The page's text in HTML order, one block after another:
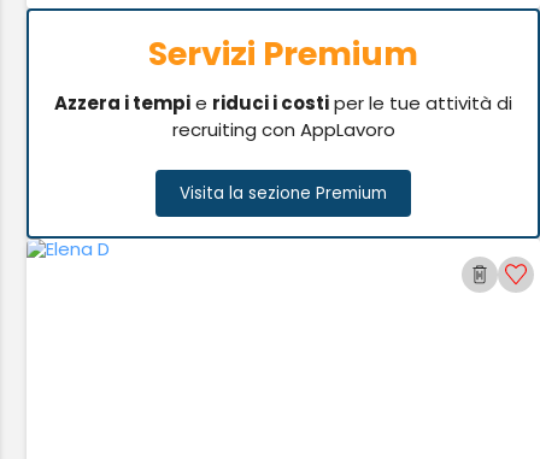
Servizi Premium
Azzera i tempie riduci i costiper le tue attività di
recruiting con AppLavoro
Visita la sezione Premium